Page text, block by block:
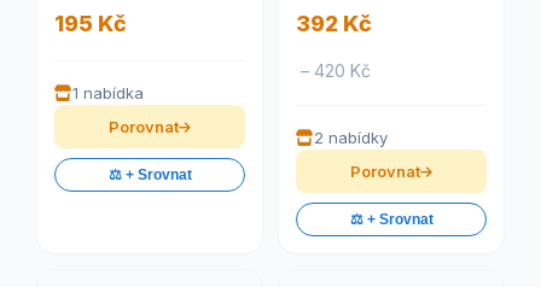
195 Kč
1 nabídka
Porovnat
⚖️ + Srovnat
392 Kč
– 420 Kč
2 nabídky
Porovnat
⚖️ + Srovnat